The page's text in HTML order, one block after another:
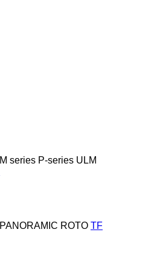
M series P-series ULM
PANORAMIC ROTO TF